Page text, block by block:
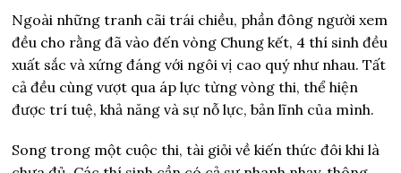
Ngoài những tranh cãi trái chiều, phần đông người xem
đều cho rằng đã vào đến vòng Chung kết, 4 thí sinh đều
xuất sắc và xứng đáng với ngôi vị cao quý như nhau. Tất
cả đều cùng vượt qua áp lực từng vòng thi, thể hiện
được trí tuệ, khả năng và sự nỗ lực, bản lĩnh của mình.
Song trong một cuộc thi, tài giỏi về kiến thức đôi khi là